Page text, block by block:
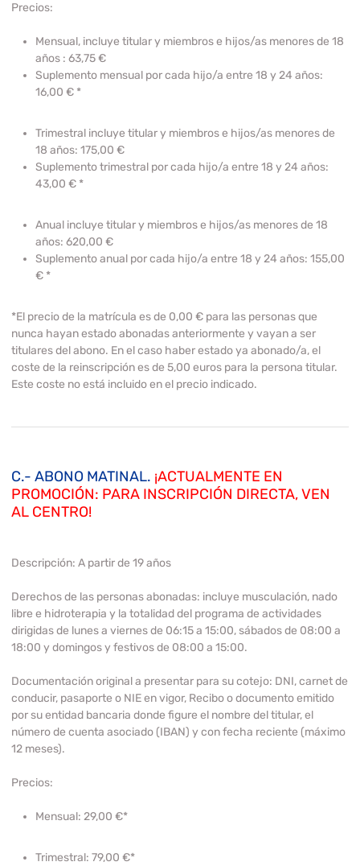
Precios:
Mensual,incluye titular y miembros e hijos/as menores de 18
años : 63,75 €
Suplemento mensualpor cada hijo/a entre 18 y 24 años:
16,00 € *
Trimestral incluye titular y miembros e hijos/as menores de
18 años: 175,00 €
Suplemento trimestralpor cada hijo/a entre 18 y 24 años:
43,00 € *
Anual incluye titular y miembros e hijos/as menores de 18
años: 620,00 €
Suplemento anual por cada hijo/a entre 18 y 24 años: 155,00
€ *
*El precio de la matrícula es de 0,00 € para las personas que
nunca hayan estado abonadas anteriormente y vayan a ser
titulares del abono. En el caso haber estado ya abonado/a, el
coste de la reinscripción es de 5,00 euros para la persona titular.
Este coste no está incluido en el precio indicado.
C.- ABONO MATINAL. ¡ACTUALMENTE EN
PROMOCIÓN: PARA INSCRIPCIÓN DIRECTA, VEN
AL CENTRO!
Descripción: A partir de 19 años
Derechos de las personas abonadas: incluye musculación, nado
libre e hidroterapia y la totalidad del programa de actividades
dirigidas de lunes a viernes de 06:15 a 15:00, sábados de 08:00 a
18:00 y domingos y festivos de 08:00 a 15:00.
Documentación original a presentar para su cotejo: DNI, carnet de
conducir, pasaporte o NIE en vigor, Recibo o documento emitido
por su entidad bancaria donde figure el nombre del titular, el
número de cuenta asociado (IBAN) y con fecha reciente (máximo
12 meses).
Precios:
Mensual: 29,00 €*
Trimestral: 79,00 €*